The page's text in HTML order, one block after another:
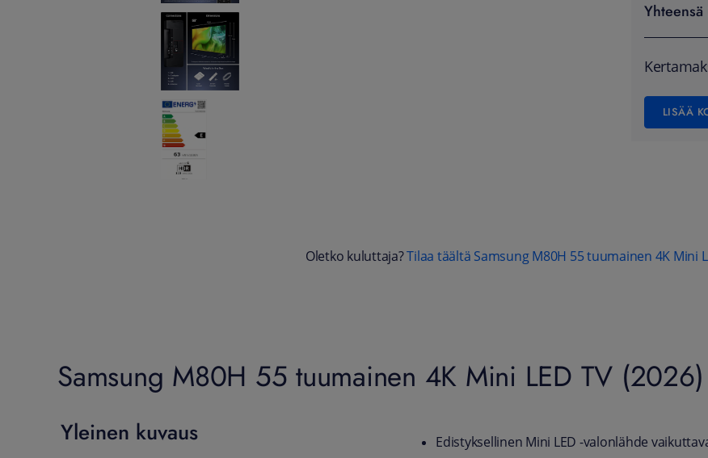
LISÄÄ
Oletko kuluttaja?Tilaa täältä Samsung M80H 55 tuumainen 4K Mini
Samsung M80H 55 tuumainen 4K Mini LED TV (2026)
Yleinen kuvaus
Edistyksellinen Mini LED -valonlähde